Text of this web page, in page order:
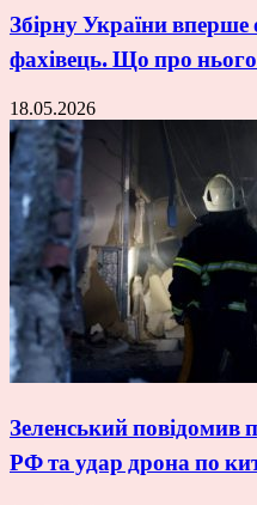
Збірну України
фахівець. Що про
18.05.2026
Зеленський повідомив
РФ та удар дрона по